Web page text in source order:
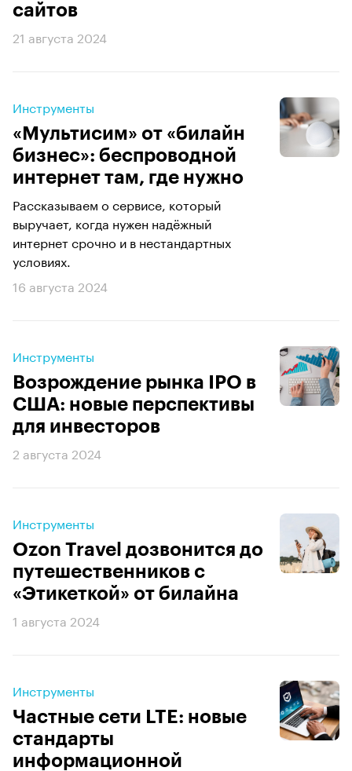
сайтов
21 августа 2024
Инструменты
«Мультисим» от «билайн
бизнес»: беспроводной
интернет там, где нужно
Рассказываем о сервисе, который
выручает, когда нужен надёжный
интернет срочно и в нестандартных
условиях.
16 августа 2024
Инструменты
Возрождение рынка IPO в
США: новые перспективы
для инвесторов
2 августа 2024
Инструменты
Ozon Travel дозвонится до
путешественников с
«Этикеткой» от билайна
1 августа 2024
Инструменты
Частные сети LTE: новые
стандарты
информационной